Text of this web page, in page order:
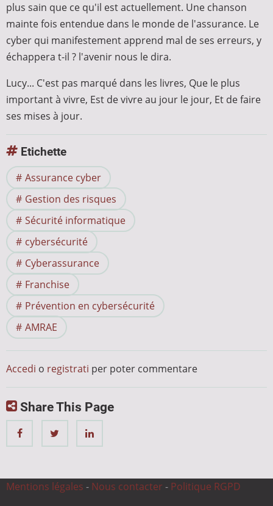
plus sain que ce qu'il est actuellement. Une chanson
mainte fois entendue dans le monde de l'assurance. Le
cyber qui manifestement apprend mal de ses erreurs, y
échappera t-il ? l'avenir nous le dira.
Lucy... C'est pas marqué dans les livres, Que le plus
important à vivre, Est de vivre au jour le jour, Et de faire
ses mises à jour.
Etichette
Assurance cyber
Gestion des risques
Sécurité informatique
cybersécurité
Cyberassurance
Franchise
Prévention en cybersécurité
AMRAE
Accedi o registrati per poter commentare
Share This Page
Mentions légales - Nous contacter - Politique RGPD